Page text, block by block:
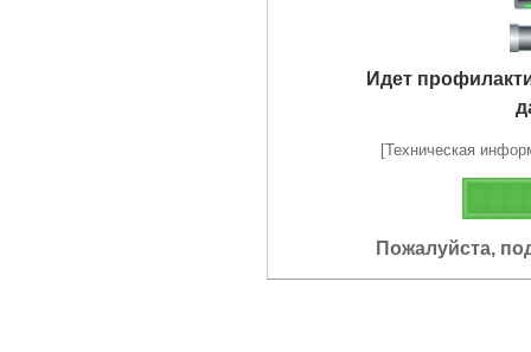
Идет
[Техническая
Пожалуйста,